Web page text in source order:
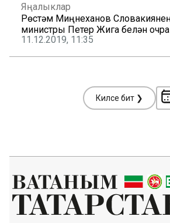
Яңалыклар
Рөстәм Миңнеханов
министры Петер Жига белән
11.12.2019, 11:35
Киләсе бит ❯